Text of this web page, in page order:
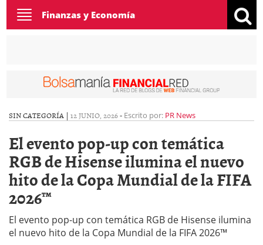
Toggle
navigation
Finanzas y Economía
SIN CATEGORÍA | 12 JUNIO, 2026- Escrito por: PR News
El evento pop-up con temática
RGB de Hisense ilumina el nuevo
hito de la Copa Mundial de la FIFA
2026™
El evento pop-up con temática RGB de Hisense ilumina
el nuevo hito de la Copa Mundial de la FIFA 2026™